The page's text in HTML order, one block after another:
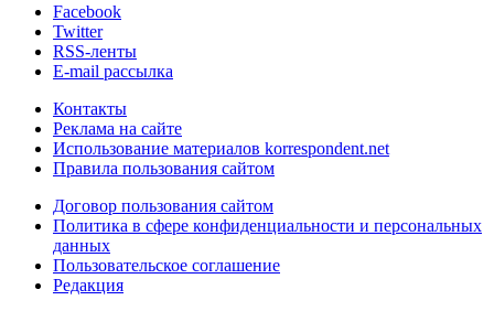
Facebook
Twitter
RSS-ленты
E-mail рассылка
Контакты
Реклама на сайте
Использование материалов korrespondent.net
Правила пользования сайтом
Договор пользования сайтом
Политика в сфере конфиденциальности и персональных
данных
Пользовательское соглашение
Редакция